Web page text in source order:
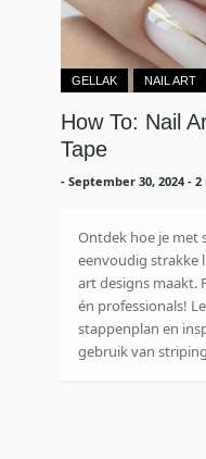
GELLAK NAIL ART
How To: Nail
Tape
- September 30, 2024 - 2
Ontdek hoe je met
eenvoudig strakke
art designs maakt.
én professionals!
stappenplan en
gebruik van